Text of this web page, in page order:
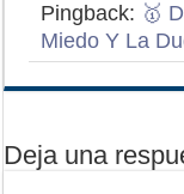
Pingback: 🥇
Miedo Y La
Deja una